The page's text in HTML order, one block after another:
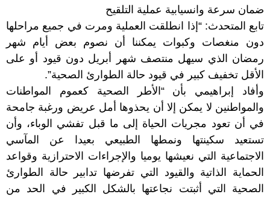
ضمان سرعة وانسيابية عملية التلقيح
تابع المتحدث: “إذا انطلقت العملية ومرت في جميع مراحلها
دون منغصات وكبوات يمكننا أن نصوم بعض أيام شهر
رمضان الذي سيهل منتصف شهر أبريل دون قيود أو على
الأقل تخفيف كبير في قيود حالة الطوارئ الصحية”.
وأفاد إبراهيمي بأن “الأطر الصحية كعموم المواطنات
والمواطنين لا يمكن إلا أن يحذوها أمل عريض ورغبة جامحة
في أن تعود مجريات الحياة إلى ما قبل تفشي الوباء، وأن
تستعيد سكينتها ونمطها الطبيعي بعيدا عن المآسي
الاجتماعية التي نعيشها يوميا والإجراءات الاحترازية وقواعد
الحماية الذاتية والقيود التي تفرضها تدابير حالة الطوارئ
الصحية التي أثبتت نجاعتها بالشكل الكبير في الحد من